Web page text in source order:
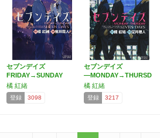
セブンデイズ
FRIDAY→SUNDAY
(ミ…
橘 紅緒
登録 3098
セブンデイズ
―MONDAY→THURSD
AY…
橘 紅緒
登録 3217